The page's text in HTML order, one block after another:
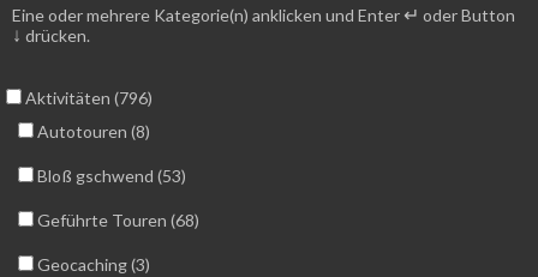
Eine oder mehrere Kategorie(n) anklicken und Enter ↵ oder Button
↓ drücken.
Aktivitäten (796)
Autotouren (8)
Bloß gschwend (53)
Geführte Touren (68)
Geocaching (3)